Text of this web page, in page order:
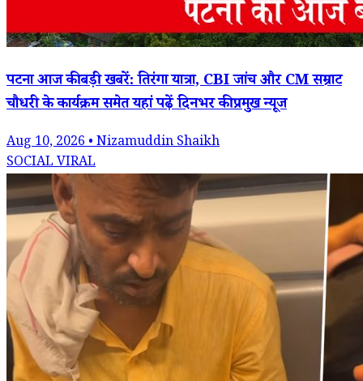
पटना आज की बड़ी खबरें: तिरंगा यात्रा, CBI जांच और CM सम्राट
चौधरी के कार्यक्रम समेत यहां पढ़ें दिनभर की प्रमुख न्यूज
Aug 10, 2026 • Nizamuddin Shaikh
SOCIAL VIRAL